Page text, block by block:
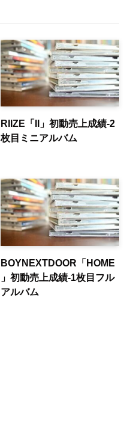
RIIZE「II」初動売上成績-2
枚目ミニアルバム
BOYNEXTDOOR「HOME
」初動売上成績-1枚目フル
アルバム